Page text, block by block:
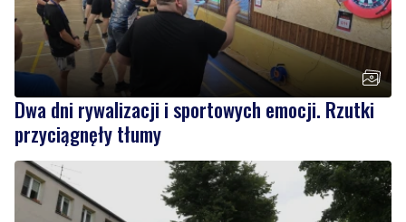
Dwa dni rywalizacji i sportowych emocji. Rzutki
przyciągnęły tłumy